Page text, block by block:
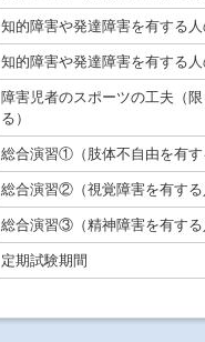
知的障害や発達障害を有する
知的障害や発達障害を有する
障害児者のスポーツの工夫（
る）
総合演習①（肢体不自由を有す
総合演習②（視覚障害を有する
総合演習③（精神障害を有する
定期試験期間